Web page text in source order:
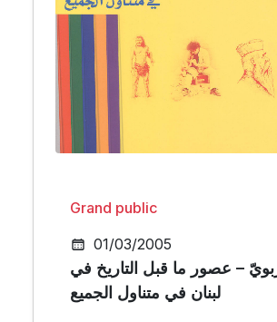
Grand public
01/03/2005
– عصور ما قبل التاريخ في
لبنان في متناول الجميع